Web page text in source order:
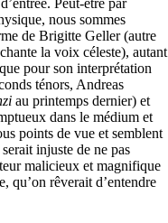
Peut-être par
nous sommes
de Brigitte Geller (autre
la voix céleste), autant
pour son interprétation
ténors, Andreas
au printemps dernier) et
dans le médium et
points de vue et semblent
injuste de ne pas
malicieux et magnifique
qu’on rêverait d’entendre